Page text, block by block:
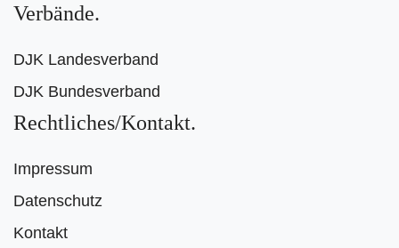
Verbände
DJK Landesverband
DJK Bundesverband
Rechtliches/Kontakt
Impressum
Datenschutz
Kontakt